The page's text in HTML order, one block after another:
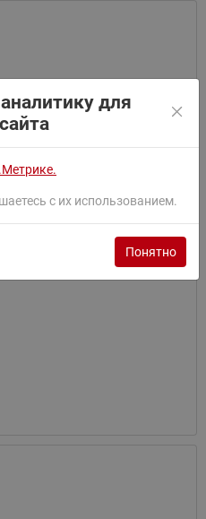
для
с их использованием.
Понятно